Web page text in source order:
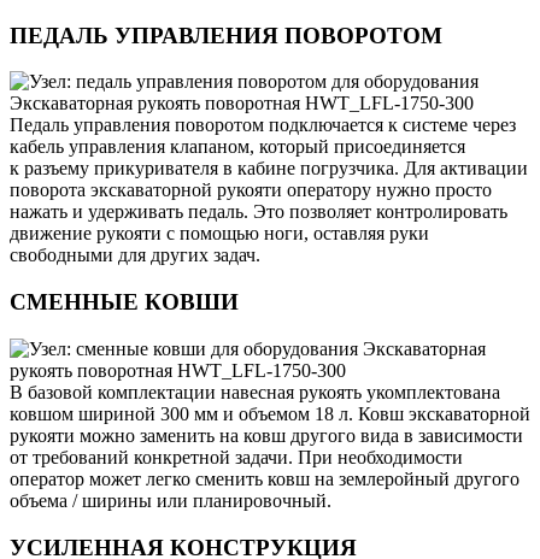
ПЕДАЛЬ УПРАВЛЕНИЯ ПОВОРОТОМ
Педаль управления поворотом подключается к системе через
кабель управления клапаном, который присоединяется
к разъему прикуривателя в кабине погрузчика. Для активации
поворота экскаваторной рукояти оператору нужно просто
нажать и удерживать педаль. Это позволяет контролировать
движение рукояти с помощью ноги, оставляя руки
свободными для других задач.
СМЕННЫЕ КОВШИ
В базовой комплектации навесная рукоять укомплектована
ковшом шириной 300 мм и объемом 18 л. Ковш экскаваторной
рукояти можно заменить на ковш другого вида в зависимости
от требований конкретной задачи. При необходимости
оператор может легко сменить ковш на землеройный другого
объема / ширины или планировочный.
УСИЛЕННАЯ КОНСТРУКЦИЯ